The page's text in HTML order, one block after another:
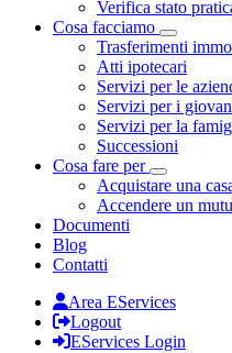
Verifica stato
Cosa facciamo
Toggle
Trasferimenti
Atti ipotecari
Servizi per le
Servizi per i
Servizi per la
Successioni
Cosa fare per
Toggle
Acquistare una
Accendere un
Documenti
Blog
Contatti
Area EServices
Logout
EServices Login